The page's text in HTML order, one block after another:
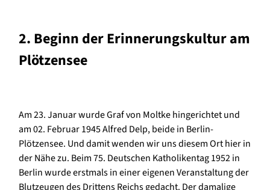
2. Beginn der Erinnerungskultur am
Plötzensee
Am 23. Januar wurde Graf von Moltke hingerichtet und
am 02. Februar 1945 Alfred Delp, beide in Berlin-
Plötzensee. Und damit wenden wir uns diesem Ort hier in
der Nähe zu. Beim 75. Deutschen Katholikentag 1952 in
Berlin wurde erstmals in einer eigenen Veranstaltung der
Blutzeugen des Drittens Reichs gedacht. Der damalige